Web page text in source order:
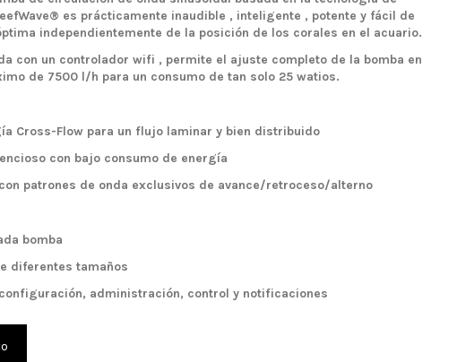
es prácticamente inaudible , inteligente , potente y fácil de
independientemente de la posición de los corales en el acuario.
con un controlador wifi , permite el ajuste completo de la bomba en
de 7500 l/h para un consumo de tan solo 25 watios.
Cross-Flow para un flujo laminar y bien distribuido
con bajo consumo de energía
patrones de onda exclusivos de avance/retroceso/alterno
bomba
diferentes tamaños
administración, control y notificaciones